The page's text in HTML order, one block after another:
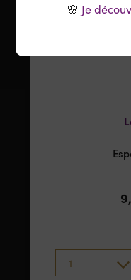
1
🌸 Je